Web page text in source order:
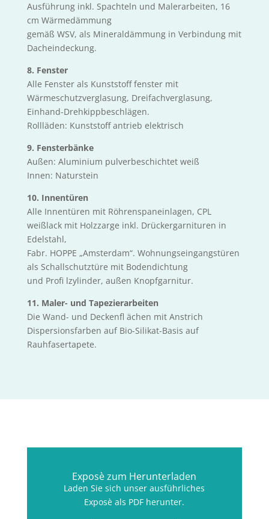
Ausführung inkl. Spachteln und Malerarbeiten, 16
cm Wärmedämmung
gemäß WSV, als Mineraldämmung in Verbindung mit
Dacheindeckung.
8. Fenster
Alle Fenster als Kunststoff fenster mit
Wärmeschutzverglasung, Dreifachverglasung,
Einhand-Drehkippbeschlägen.
Rollläden: Kunststoff antrieb elektrisch
9. Fensterbänke
Außen: Aluminium pulverbeschichtet weiß
Innen: Naturstein
10. Innentüren
Alle Innentüren mit Röhrenspaneinlagen, CPL
weißlack mit Holzzarge inkl. Drückergarnituren in
Edelstahl,
Fabr. HOPPE „Amsterdam“. Wohnungseingangstüren
als Schallschutztüre mit Bodendichtung
und Profi lzylinder, außen Knopfgarnitur.
11. Maler- und Tapezierarbeiten
Die Wand- und Deckenfl ächen mit Anstrich
Dispersionsfarben auf Bio-Silikat-Basis auf
Rauhfasertapete.
Exposè zum Herunterladen
Laden Sie sich unser ausführliches
Exposè als PDF herunter.